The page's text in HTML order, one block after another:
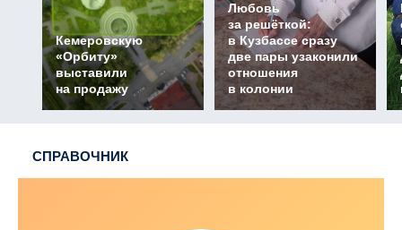
Кемеровскую
«Орбиту»
выставили
на продажу
Любовь
за решёткой:
в Кузбассе сразу
две пары узаконили
отношения
в колонии
СПРАВОЧНИК